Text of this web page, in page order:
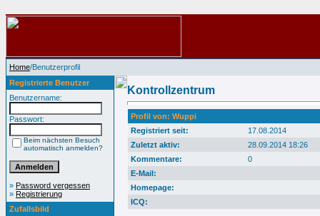
Home/Benutzerprofil
Registrierte Benutzer
Benutzername:
Passwort:
Beim nächsten Besuch
automatisch anmelden?
» Password vergessen
» Registrierung
Zufallsbild
Kontrollzentrum
Profil von: Wuppi
Registriert seit:
17.08.2014
Zuletzt aktiv:
28.09.2014 18:26
Kommentare:
0
E-Mail:
Homepage:
ICQ: